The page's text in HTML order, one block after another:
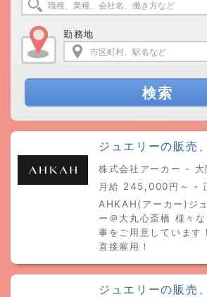
勤務地
検索
ジュエリーの販売
株式会社アーカー - 大
月給 245,000円～ -
AHKAH(アーカー)ジ
ー＠大丸心斎橋 様々
事をご用意しています
直接雇用！
ジュエリーの販売